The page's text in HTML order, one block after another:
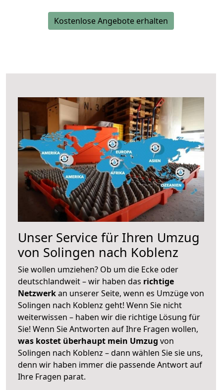
Kostenlose Angebote erhalten
Unser Service für Ihren Umzug
von Solingen nach Koblenz
Sie wollen umziehen? Ob um die Ecke oder
deutschlandweit – wir haben das richtige
Netzwerkan unserer Seite, wenn es Umzüge von
Solingen nach Koblenz geht! Wenn Sie nicht
weiterwissen – haben wir die richtige Lösung für
Sie! Wenn Sie Antworten auf Ihre Fragen wollen,
was kostet überhaupt mein Umzug von
Solingen nach Koblenz – dann wählen Sie sie uns,
denn wir haben immer die passende Antwort auf
Ihre Fragen parat.